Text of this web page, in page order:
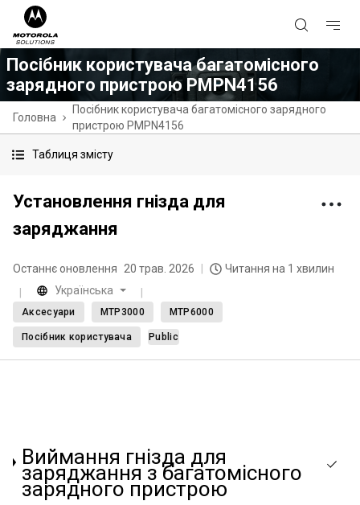
Посібник користувача багатомісного
зарядного пристрою PMPN4156
Головна
Посібник користувача багатомісного зарядного
пристрою PMPN4156
Таблиця змісту
Установлення гнізда для
заряджання
Останнє оновлення 20 трав. 2026
Читання на 1 хвилин
Українська
Аксесуари MTP3000 MTP6000
Посібник користувача Public
Виймання гнізда для
заряджання з багатомісного
зарядного пристрою